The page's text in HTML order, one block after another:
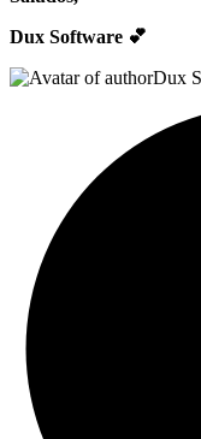
Dux Software 💕
Dux